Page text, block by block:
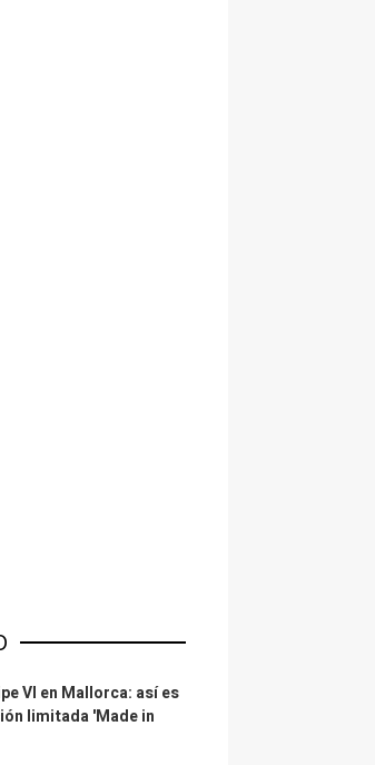
VI en Mallorca: así es
limitada 'Made in